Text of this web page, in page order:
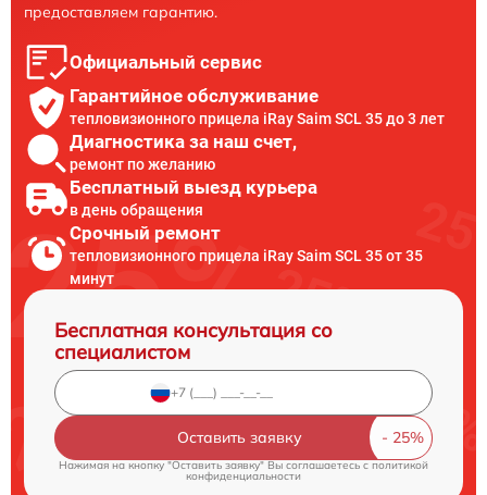
предоставляем гарантию.
Официальный сервис
Гарантийное обслуживание
тепловизионного прицела iRay Saim SCL 35 до 3 лет
Диагностика за наш счет,
ремонт по желанию
Бесплатный выезд курьера
в день обращения
Срочный ремонт
тепловизионного прицела iRay Saim SCL 35 от 35
минут
Бесплатная консультация со
специалистом
Оставить заявку
Нажимая на кнопку "Оставить заявку" Вы соглашаетесь cполитикой
конфиденциальности